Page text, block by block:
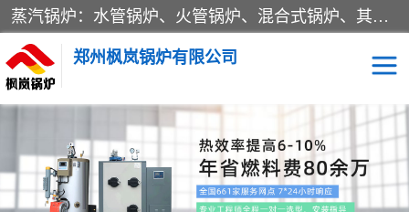
蒸汽锅炉：水管锅炉、火管锅炉、混合式锅炉、其他蒸汽锅炉； 热水锅炉：家用型集中供暖用热水锅炉、其他热水锅炉； 有机热载体锅炉； 船用蒸汽锅炉； （锅炉用辅助设备及装置）蒸汽冷凝器：表面冷凝器、混合式冷凝器、空冷式冷凝器、其他蒸汽冷凝器； 锅炉用辅助设备：节热器、蒸汽收集器、蓄能器、烟垢清除器、气体回收器、泥渣刮除器、空气预热器、其他锅炉用辅助设备；
郑州枫岚锅炉有限公司